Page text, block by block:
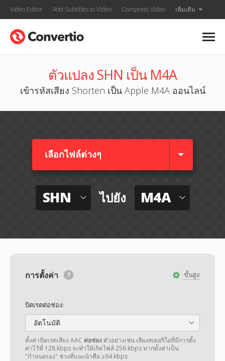
Video Editor Add Subtitles to Video Compress Video เพิ่มเติม
ตัวแปลง SHN เป็น M4A
เข้ารหัสเสียง Shorten เป็น Apple M4A ออนไลน์
เลือกไฟล์ต่างๆ​
SHN ไปยัง M4A
ขั้นสูง
การตั้งค่า
บิตเรตต่อช่อง:
อัตโนมัติ
ตั้งค่าบิตเรตเสียง AAC ต่อช่อง ตัวอย่างเช่น เสียงสเตอริโอที่มีการตั้ง
ค่าไว้ที่ 128 kbps จะทำให้เกิดไฟล์ 256 kbps หากตั้งค่าเป็น
"กำหนดเอง" ช่วงที่แนะนำคือ ≥64 kbps